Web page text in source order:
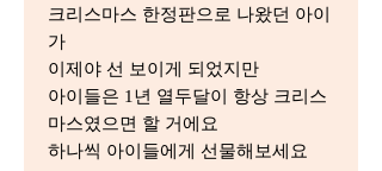
크리스마스 한정판으로 나왔던 아이
가
이제야 선 보이게 되었지만
아이들은 1년 열두달이 항상 크리스
마스였으면 할 거에요
하나씩 아이들에게 선물해보세요